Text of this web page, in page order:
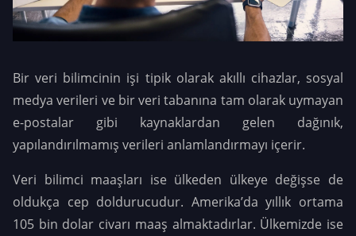
Bir veri bilimcinin işi tipik olarak akıllı cihazlar, sosyal
medya verileri ve bir veri tabanına tam olarak uymayan
e-postalar gibi kaynaklardan gelen dağınık,
yapılandırılmamış verileri anlamlandırmayı içerir.
Veri bilimci maaşları ise ülkeden ülkeye değişse de
oldukça cep doldurucudur. Amerika’da yıllık ortama
105 bin dolar civarı maaş almaktadırlar. Ülkemizde ise